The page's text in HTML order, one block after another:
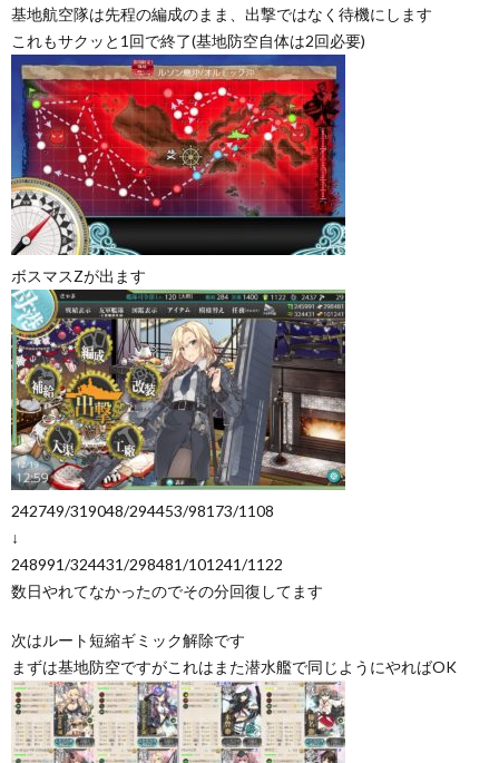
基地航空隊は先程の編成のまま、出撃ではなく待機にします
これもサクッと1回で終了(基地防空自体は2回必要)
ボスマスZが出ます
242749/319048/294453/98173/1108
↓
248991/324431/298481/101241/1122
数日やれてなかったのでその分回復してます
次はルート短縮ギミック解除です
まずは基地防空ですがこれはまた潜水艦で同じようにやればOK